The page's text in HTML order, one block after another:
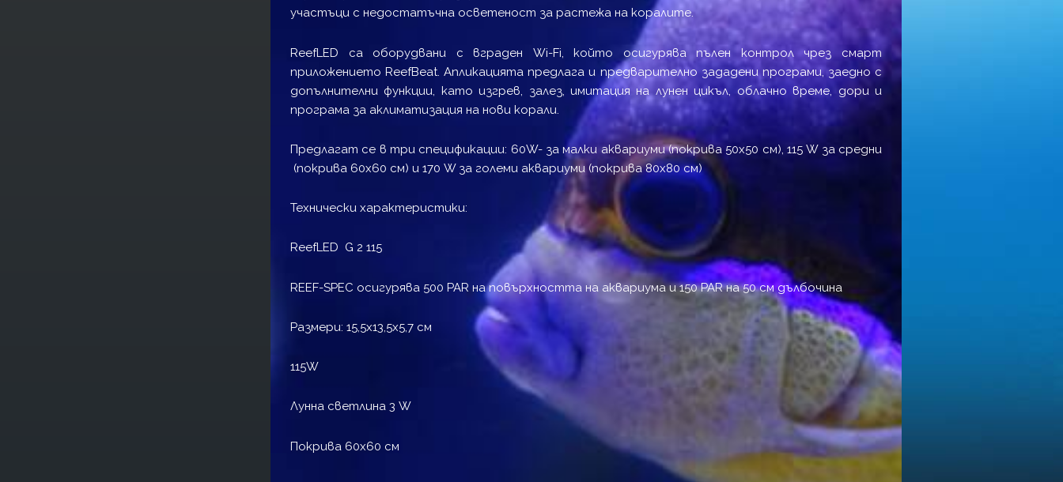
участъци с недостатъчна осветеност за растежа на коралите.
ReefLED са оборудвани с вграден Wi-Fi, който осигурява пълен контрол чрез смарт
приложението ReefBeat. Апликацията предлага и предварително зададени програми, заедно с
допълнителни функции, като изгрев, залез, имитация на лунен цикъл, облачно време, дори и
програма за аклиматизация на нови корали.
Предлагат се в три спецификации: 60W- за малки аквариуми (покрива 50х50 см), 115 W за средни
(покрива 60х60 см) и 170 W за големи аквариуми (покрива 80х80 см)
Технически характеристики:
ReefLED G 2 115
REEF-SPEC осигурява 500 PAR на повърхността на аквариума и 150 PAR на 50 см дълбочина
Размери: 15,5х13,5х5,7 см
115W
Лунна светлина 3 W
Покрива 60х60 см